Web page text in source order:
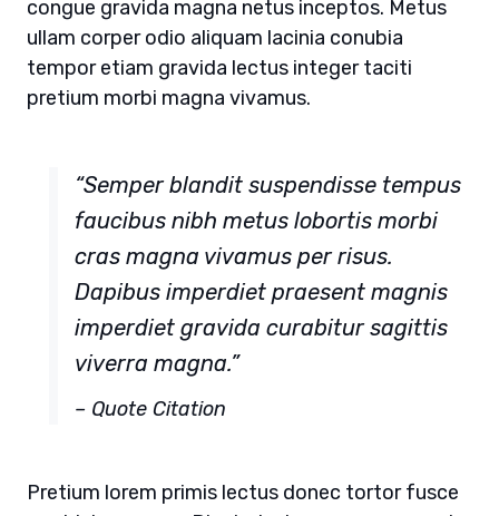
congue gravida magna netus inceptos. Metus
ullam corper odio aliquam lacinia conubia
tempor etiam gravida lectus integer taciti
pretium morbi magna vivamus.
“Semper blandit suspendisse tempus
faucibus nibh metus lobortis morbi
cras magna vivamus per risus.
Dapibus imperdiet praesent magnis
imperdiet gravida curabitur sagittis
viverra magna.”
– Quote Citation
Pretium lorem primis lectus donec tortor fusce